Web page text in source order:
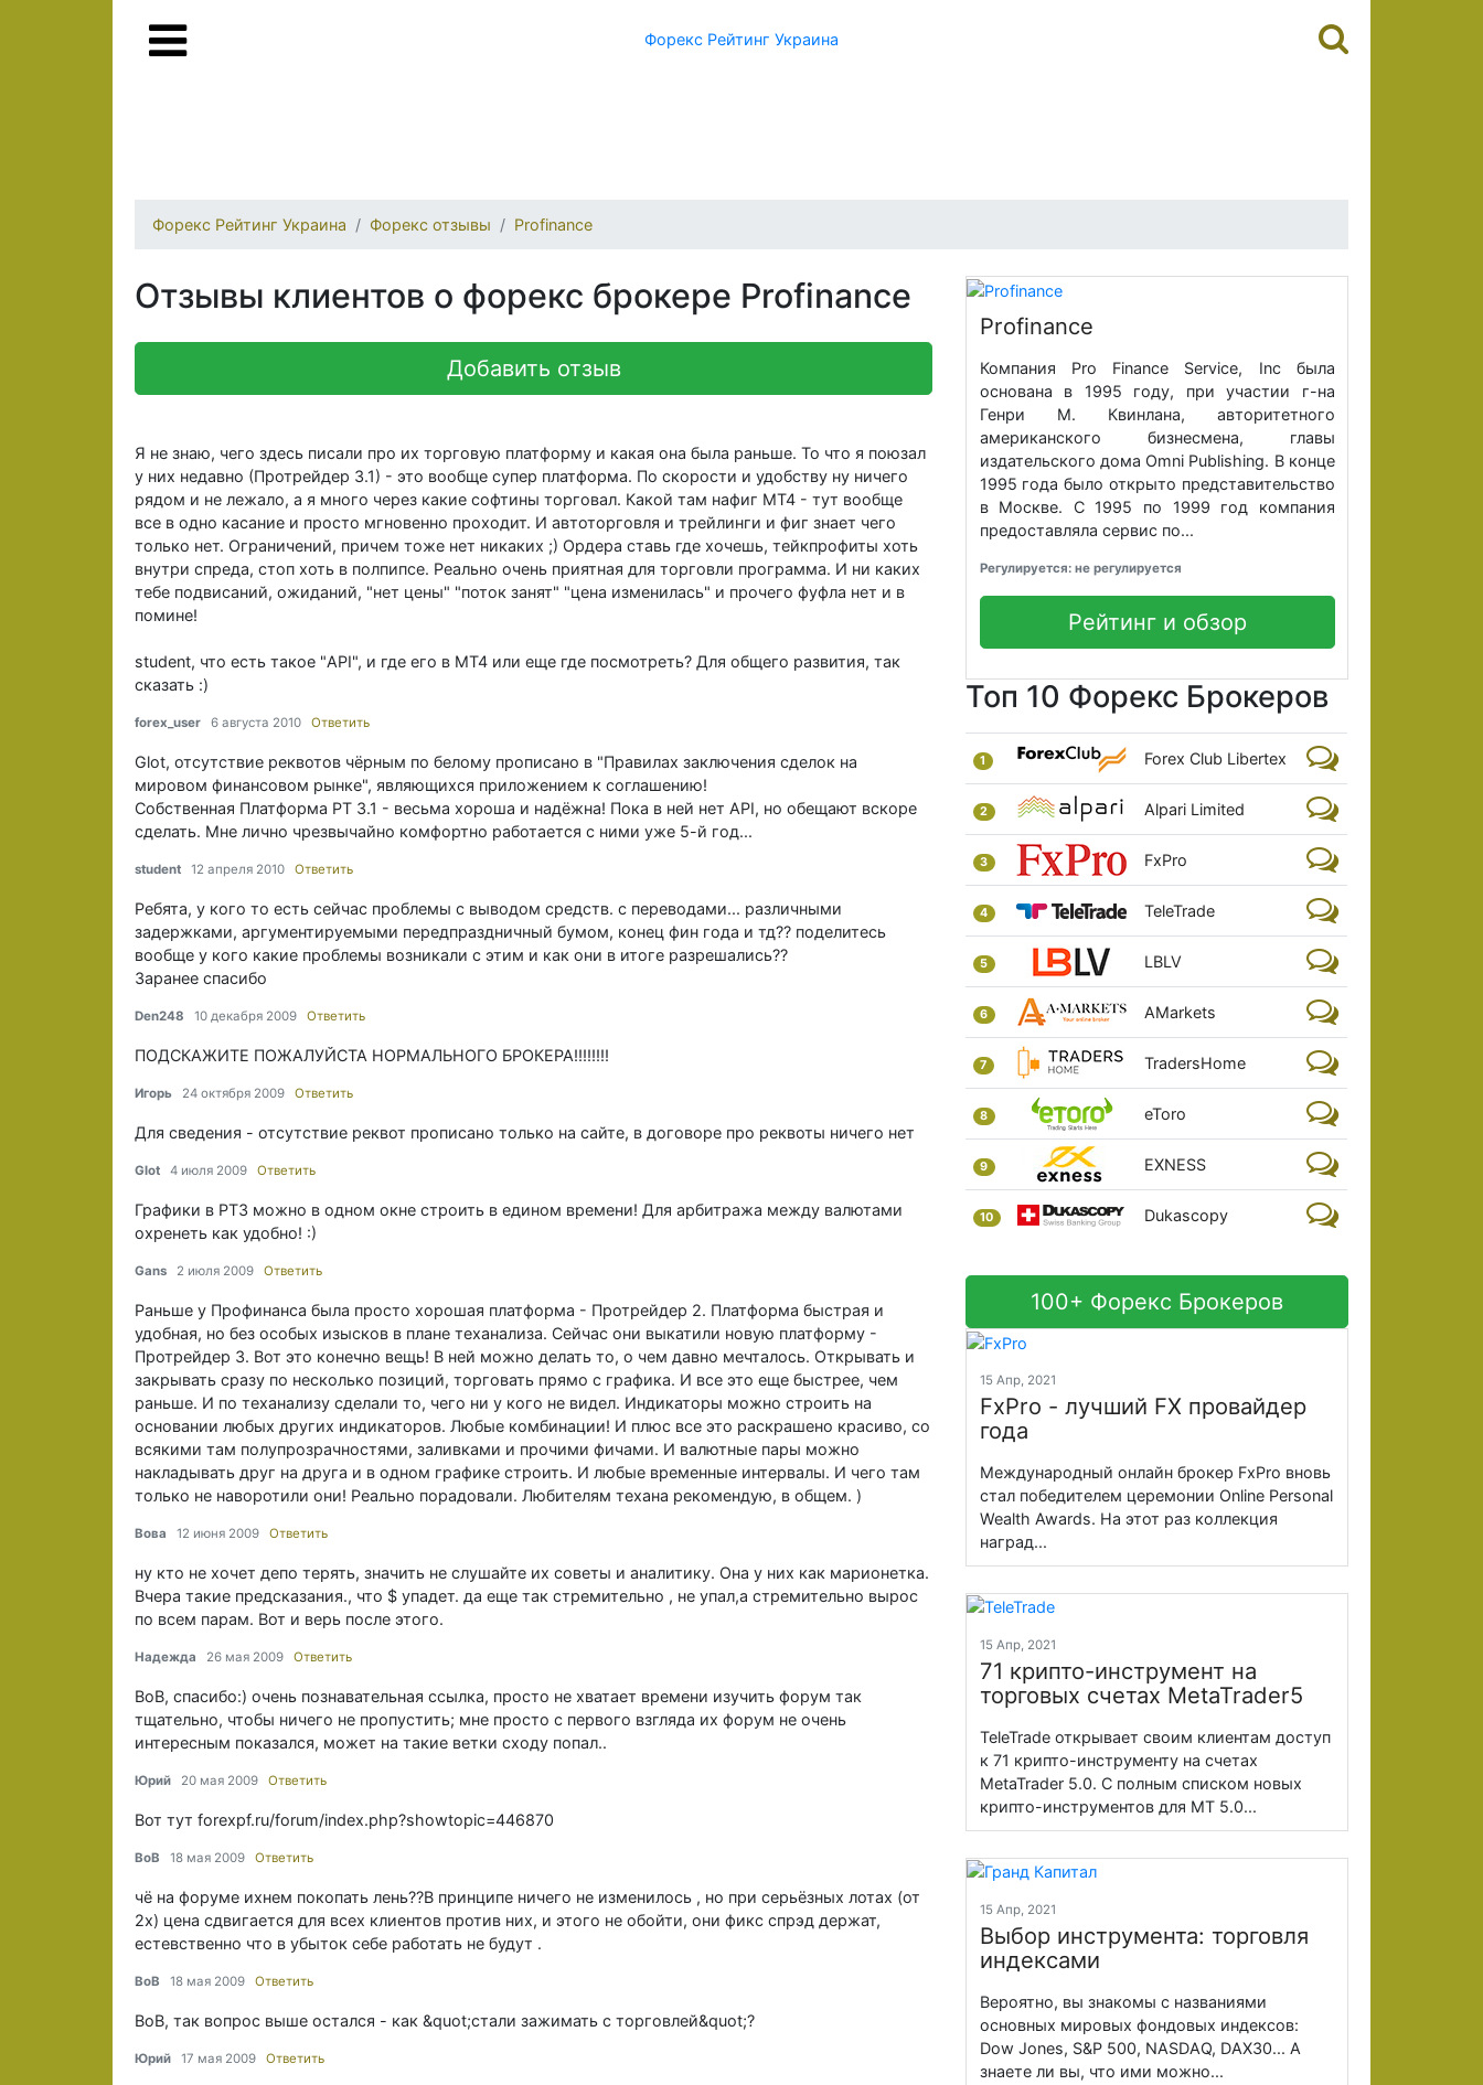
Форекс Рейтинг Украина
Форекс Рейтинг Украина Форекс отзывы Profinance
Отзывы клиентов о форекс брокере Profinance
Добавить отзыв
Я не знаю, чего здесь писали про их торговую платформу и какая она была раньше. То что я поюзал
у них недавно (Протрейдер 3.1) - это вообще супер платформа. По скорости и удобству ну ничего
рядом и не лежало, а я много через какие софтины торговал. Какой там нафиг МТ4 - тут вообще
все в одно касание и просто мгновенно проходит. И автоторговля и трейлинги и фиг знает чего
только нет. Ограничений, причем тоже нет никаких ;) Ордера ставь где хочешь, тейкпрофиты хоть
внутри спреда, стоп хоть в полпипсе. Реально очень приятная для торговли программа. И ни каких
тебе подвисаний, ожиданий, "нет цены" "поток занят" "цена изменилась" и прочего фуфла нет и в
помине!
student, что есть такое "API", и где его в MT4 или еще где посмотреть? Для общего развития, так
сказать :)
forex_user 6 августа 2010 Ответить
Glot, отсутствие реквотов чёрным по белому прописано в "Правилах заключения сделок на
мировом финансовом рынке", являющихся приложением к соглашению!
Собственная Платформа PT 3.1 - весьма хороша и надёжна! Пока в ней нет API, но обещают вскоре
сделать. Мне лично чрезвычайно комфортно работается с ними уже 5-й год...
student 12 апреля 2010 Ответить
Ребята, у кого то есть сейчас проблемы с выводом средств. с переводами... различными
задержками, аргументируемыми передпраздничный бумом, конец фин года и тд?? поделитесь
вообще у кого какие проблемы возникали с этим и как они в итоге разрешались??
Заранее спасибо
Den248 10 декабря 2009 Ответить
ПОДСКАЖИТЕ ПОЖАЛУЙСТА НОРМАЛЬНОГО БРОКЕРА!!!!!!!!
Игорь 24 октября 2009 Ответить
Для сведения - отсутствие реквот прописано только на сайте, в договоре про реквоты ничего нет
Glot 4 июля 2009 Ответить
Графики в PT3 можно в одном окне строить в едином времени! Для арбитража между валютами
охренеть как удобно! :)
Gans 2 июля 2009 Ответить
Раньше у Профинанса была просто хорошая платформа - Протрейдер 2. Платформа быстрая и
удобная, но без особых изысков в плане теханализа. Сейчас они выкатили новую платформу -
Протрейдер 3. Вот это конечно вещь! В ней можно делать то, о чем давно мечталось. Открывать и
закрывать сразу по несколько позиций, торговать прямо с графика. И все это еще быстрее, чем
раньше. И по теханализу сделали то, чего ни у кого не видел. Индикаторы можно строить на
основании любых других индикаторов. Любые комбинации! И плюс все это раскрашено красиво, со
всякими там полупрозрачностями, заливками и прочими фичами. И валютные пары можно
накладывать друг на друга и в одном графике строить. И любые временные интервалы. И чего там
только не наворотили они! Реально порадовали. Любителям техана рекомендую, в общем. )
Вова 12 июня 2009 Ответить
ну кто не хочет депо терять, значить не слушайте их советы и аналитику. Она у них как марионетка.
Вчера такие предсказания., что $ упадет. да еще так стремительно , не упал,а стремительно вырос
по всем парам. Вот и верь после этого.
Надежда 26 мая 2009 Ответить
BoB, спасибо:) очень познавательная ссылка, просто не хватает времени изучить форум так
тщательно, чтобы ничего не пропустить; мне просто с первого взгляда их форум не очень
интересным показался, может на такие ветки сходу попал..
Юрий 20 мая 2009 Ответить
Вот тут forexpf.ru/forum/index.php?showtopic=446870
BoB 18 мая 2009 Ответить
чё на форуме ихнем покопать лень??В принципе ничего не изменилось , но при серьёзных лотах (от
2х) цена сдвигается для всех клиентов против них, и этого не обойти, они фикс спрэд держат,
естевственно что в убыток себе работать не будут .
BoB 18 мая 2009 Ответить
BoB, так вопрос выше остался - как &quot;стали зажимать с торговлей&quot;?
Юрий 17 мая 2009 Ответить
Profinance
Компания Pro Finance Service, Inc была
основана в 1995 году, при участии г-на
Генри М. Квинлана, авторитетного
американского бизнесмена, главы
издательского дома Omni Publishing. В конце
1995 года было открыто представительство
в Москве. С 1995 по 1999 год компания
предоставляла сервис по...
Регулируется: не регулируется
Рейтинг и обзор
Топ 10 Форекс Брокеров
1 Forex Club Libertex
2 Alpari Limited
3 FxPro
4 TeleTrade
5 LBLV
6 AMarkets
7 TradersHome
8 eToro
9 EXNESS
10 Dukascopy
100+ Форекс Брокеров
15 Апр, 2021
FxPro - лучший FX провайдер
года
Международный онлайн брокер FxPro вновь
стал победителем церемонии Online Personal
Wealth Awards. На этот раз коллекция
наград...
15 Апр, 2021
71 крипто-инструмент на
торговых счетах MetaTrader5
TeleTrade открывает своим клиентам доступ
к 71 крипто-инструменту на счетах
MetaTrader 5.0. С полным списком новых
крипто-инструментов для MT 5.0...
15 Апр, 2021
Выбор инструмента: торговля
индексами
Вероятно, вы знакомы с названиями
основных мировых фондовых индексов:
Dow Jones, S&P 500, NASDAQ, DAX30... А
знаете ли вы, что ими можно...